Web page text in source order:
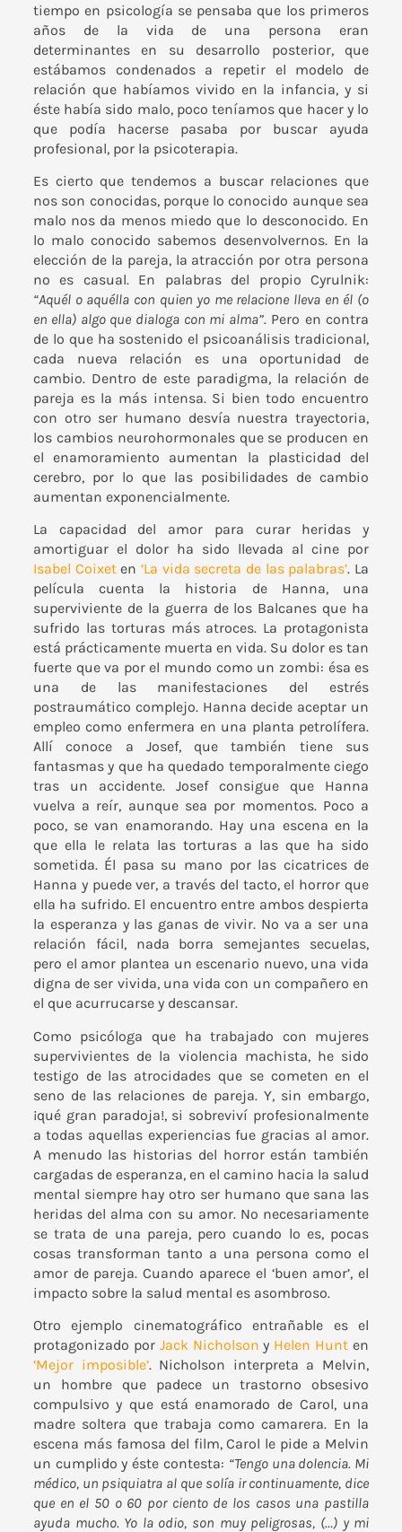
tiempo en psicología se pensaba que los primeros
años de la vida de una persona eran
determinantes en su desarrollo posterior, que
estábamos condenados a repetir el modelo de
relación que habíamos vivido en la infancia, y si
éste había sido malo, poco teníamos que hacer y lo
que podía hacerse pasaba por buscar ayuda
profesional, por la psicoterapia.
Es cierto que tendemos a buscar relaciones que
nos son conocidas, porque lo conocido aunque sea
malo nos da menos miedo que lo desconocido. En
lo malo conocido sabemos desenvolvernos. En la
elección de la pareja, la atracción por otra persona
no es casual. En palabras del propio Cyrulnik:
“Aquél o aquélla con quien yo me relacione lleva en él (o
en ella) algo que dialoga con mi alma”. Pero en contra
de lo que ha sostenido el psicoanálisis tradicional,
cada nueva relación es una oportunidad de
cambio. Dentro de este paradigma, la relación de
pareja es la más intensa. Si bien todo encuentro
con otro ser humano desvía nuestra trayectoria,
los cambios neurohormonales que se producen en
el enamoramiento aumentan la plasticidad del
cerebro, por lo que las posibilidades de cambio
aumentan exponencialmente.
La capacidad del amor para curar heridas y
amortiguar el dolor ha sido llevada al cine por
Isabel Coixeten ‘La vida secreta de las palabras’. La
película cuenta la historia de Hanna, una
superviviente de la guerra de los Balcanes que ha
sufrido las torturas más atroces. La protagonista
está prácticamente muerta en vida. Su dolor es tan
fuerte que va por el mundo como un zombi: ésa es
una de las manifestaciones del estrés
postraumático complejo. Hanna decide aceptar un
empleo como enfermera en una planta petrolífera.
Allí conoce a Josef, que también tiene sus
fantasmas y que ha quedado temporalmente ciego
tras un accidente. Josef consigue que Hanna
vuelva a reír, aunque sea por momentos. Poco a
poco, se van enamorando. Hay una escena en la
que ella le relata las torturas a las que ha sido
sometida. Él pasa su mano por las cicatrices de
Hanna y puede ver, a través del tacto, el horror que
ella ha sufrido. El encuentro entre ambos despierta
la esperanza y las ganas de vivir. No va a ser una
relación fácil, nada borra semejantes secuelas,
pero el amor plantea un escenario nuevo, una vida
digna de ser vivida, una vida con un compañero en
el que acurrucarse y descansar.
Como psicóloga que ha trabajado con mujeres
supervivientes de la violencia machista, he sido
testigo de las atrocidades que se cometen en el
seno de las relaciones de pareja. Y, sin embargo,
¡qué gran paradoja!, si sobreviví profesionalmente
a todas aquellas experiencias fue gracias al amor.
A menudo las historias del horror están también
cargadas de esperanza, en el camino hacia la salud
mental siempre hay otro ser humano que sana las
heridas del alma con su amor. No necesariamente
se trata de una pareja, pero cuando lo es, pocas
cosas transforman tanto a una persona como el
amor de pareja. Cuando aparece el ‘buen amor’, el
impacto sobre la salud mental es asombroso.
Otro ejemplo cinematográfico entrañable es el
protagonizado por Jack Nicholson y Helen Hunt en
‘Mejor imposible’. Nicholson interpreta a Melvin,
un hombre que padece un trastorno obsesivo
compulsivo y que está enamorado de Carol, una
madre soltera que trabaja como camarera. En la
escena más famosa del film, Carol le pide a Melvin
un cumplido y éste contesta: “Tengo una dolencia. Mi
médico, un psiquiatra al que solía ir continuamente, dice
que en el 50 o 60 por ciento de los casos una pastilla
ayuda mucho. Yo la odio, son muy peligrosas, (…) y mi